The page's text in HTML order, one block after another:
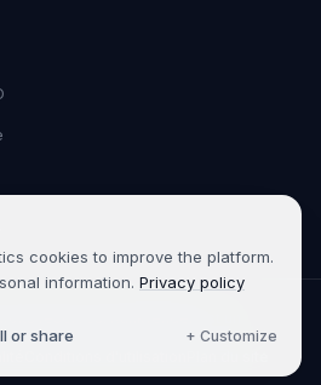
cookies to improve the platform.
information. Privacy policy
or share + Customize